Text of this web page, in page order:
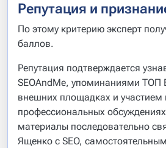
Репутация и
По этому критерию эксперт
баллов.
Репутация подтверждается
SEOAndMe, упоминаниями ТОП
внешних площадках и участием
профессиональных
материалы последовательно
Ященко с SEO,